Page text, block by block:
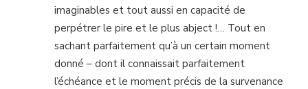
imaginables et tout aussi en capacité de
perpétrer le pire et le plus abject !… Tout en
sachant parfaitement qu’à un certain moment
donné – dont il connaissait parfaitement
l’échéance et le moment précis de la survenance